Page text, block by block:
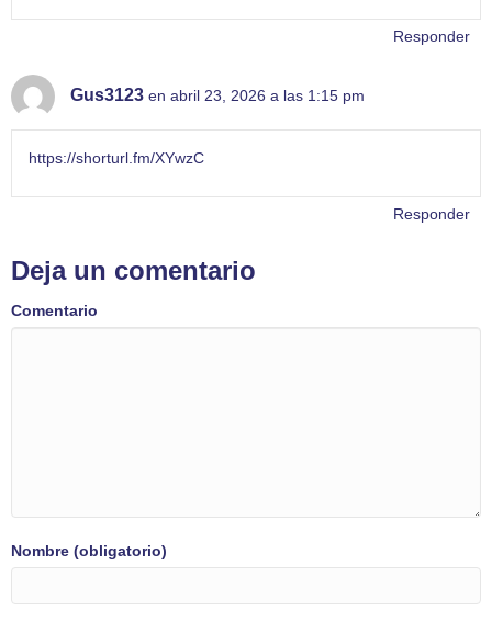
Responder
Gus3123 en abril 23, 2026 a las 1:15 pm
https://shorturl.fm/XYwzC
Responder
Deja un comentario
Comentario
Nombre (obligatorio)